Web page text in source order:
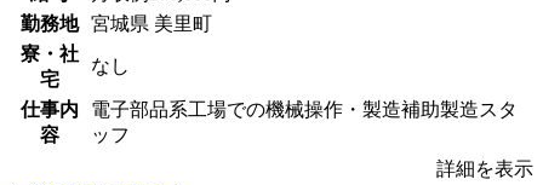
勤務地 宮城県 美里町
寮・社
宅
なし
仕事内
容
電子部品系工場での機械操作・製造補助製造スタ
ッフ
詳細を表示